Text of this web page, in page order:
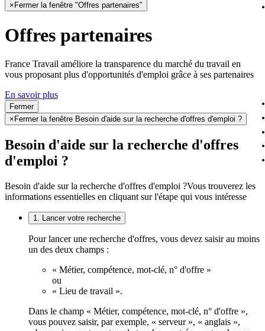
× Fermer la fenêtre "Offres partenaires"
Offres partenaires
France Travail améliore la transparence du marché du travail en
vous proposant plus d'opportunités d'emploi grâce à ses partenaires
En savoir plus
Fermer
× Fermer la fenêtre Besoin d'aide sur la recherche d'offres d'emploi ?
Besoin d'aide sur la recherche d'offres
d'emploi ?
Besoin d'aide sur la recherche d'offres d'emploi ?Vous trouverez les
informations essentielles en cliquant sur l'étape qui vous intéresse
1. Lancer votre recherche
Pour lancer une recherche d'offres, vous devez saisir au moins
un des deux champs :
« Métier, compétence, mot-clé, n° d'offre »
ou
« Lieu de travail ».
Dans le champ « Métier, compétence, mot-clé, n° d'offre »,
vous pouvez saisir, par exemple, « serveur », « anglais »,